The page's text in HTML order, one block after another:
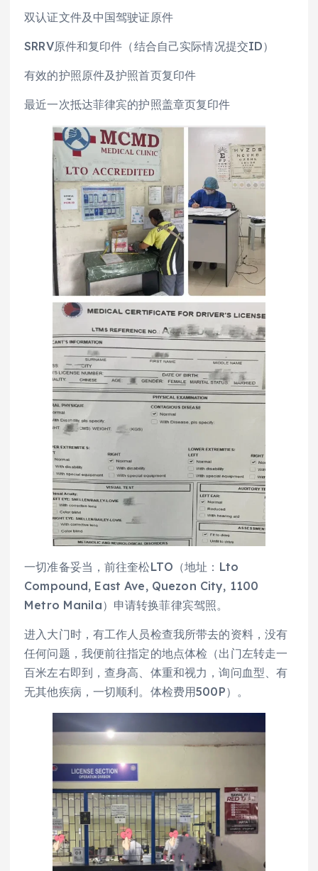
双认证文件及中国驾驶证原件
SRRV原件和复印件（结合自己实际情况提交ID）
有效的护照原件及护照首页复印件
最近一次抵达菲律宾的护照盖章页复印件
一切准备妥当，前往奎松LTO（地址：Lto
Compound, East Ave, Quezon City, 1100
Metro Manila）申请转换菲律宾驾照。
进入大门时，有工作人员检查我所带去的资料，没有
任何问题，我便前往指定的地点体检（出门左转走一
百米左右即到，查身高、体重和视力，询问血型、有
无其他疾病，一切顺利。体检费用500P）。